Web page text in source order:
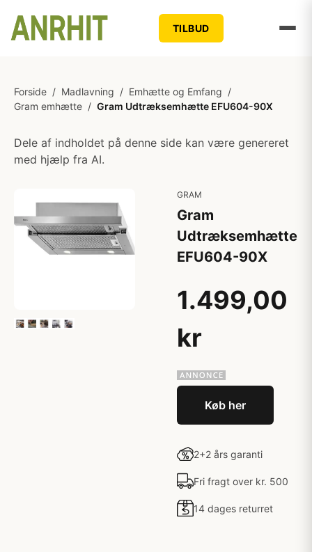
TILBUD
Forside / Madlavning / Emhætte og Emfang /
Gram emhætte / Gram Udtræksemhætte EFU604-90X
Dele af indholdet på denne side kan være genereret
med hjælp fra AI.
GRAM
Gram
Udtræksemhætte
EFU604-90X
1.499,00
kr
Køb her
2+2 års garanti
Fri fragt over kr. 500
14 dages returret